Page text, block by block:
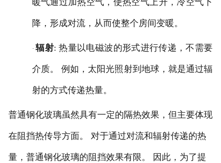
暖气通过加热空气，使热空气上升，冷空气下
降，形成对流，从而使整个房间变暖。
·辐射: 热量以电磁波的形式进行传递，不需要
介质。 例如，太阳光照射到地球，就是通过辐
射的方式传递热量。
普通钢化玻璃虽然具有一定的隔热效果，但主要体现
在阻挡热传导方面。 对于通过对流和辐射传递的热
量，普通钢化玻璃的阻挡效果有限。 因此，为了提